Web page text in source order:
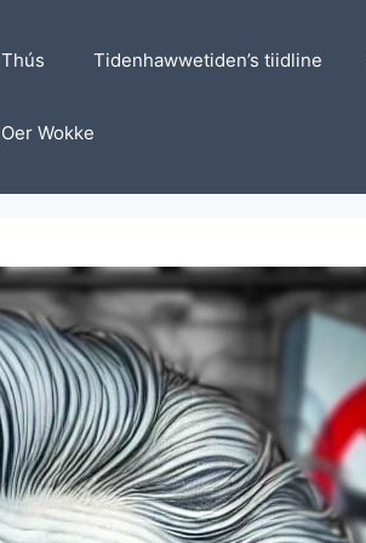
Thús Tidenhawwetiden’s tiidline
Oer Wokke